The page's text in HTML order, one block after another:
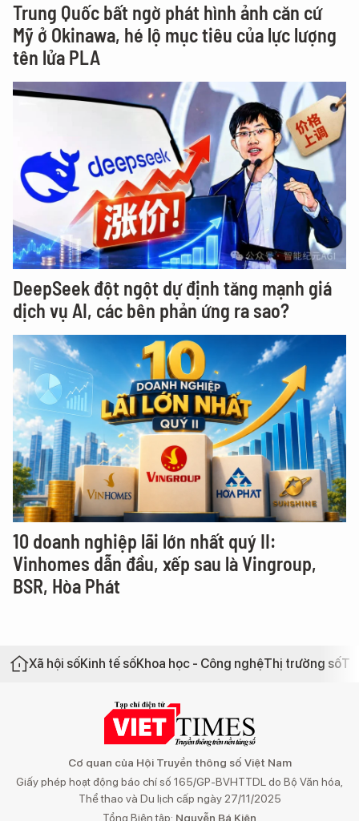
Trung Quốc bất ngờ phát hình ảnh căn cứ
Mỹ ở Okinawa, hé lộ mục tiêu của lực lượng
tên lửa PLA
DeepSeek đột ngột dự định tăng mạnh giá
dịch vụ AI, các bên phản ứng ra sao?
10 doanh nghiệp lãi lớn nhất quý II:
Vinhomes dẫn đầu, xếp sau là Vingroup,
BSR, Hòa Phát
Xã hội sốKinh tế sốKhoa học - Công nghệThị trường số
Cơ quan của Hội Truyền thông số Việt Nam
Giấy phép hoạt động báo chí số 165/GP-BVHTTDL do Bộ Văn hóa,
Thể thao và Du lịch cấp ngày 27/11/2025
Tổng Biên tập: Nguyễn Bá Kiên